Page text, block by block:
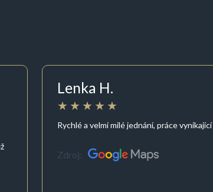
Lenka H.
Rychlé a velmi milé jednání, práce vynikající
Zdroj: